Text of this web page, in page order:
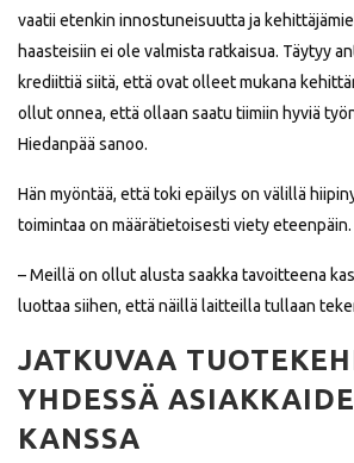
vaatii etenkin innostuneisuutta ja
haasteisiin ei ole valmista ratkaisua. Täytyy
krediittiä siitä, että ovat olleet mukana
ollut onnea, että ollaan saatu tiimiin hyviä
Hiedanpää sanoo.
Hän myöntää, että toki epäilys on välillä
toimintaa on määrätietoisesti viety eteenpäin.
– Meillä on ollut alusta saakka tavoitteena
luottaa siihen, että näillä laitteilla tullaan
JATKUVAA
YHDESSÄ
KANSSA